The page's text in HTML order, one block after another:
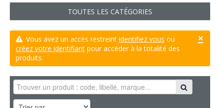
TOUTES LES CATÉGORIES
×
Vous avez un accès restreint identifiez vous ou
créez votre identifiant pour accéder à la totalité des
produits.